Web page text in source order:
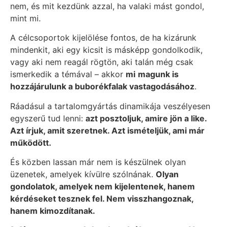
nem, és mit kezdünk azzal, ha valaki mást gondol,
mint mi.
A célcsoportok kijelölése fontos, de ha kizárunk
mindenkit, aki egy kicsit is másképp gondolkodik,
vagy aki nem reagál rögtön, aki talán még csak
ismerkedik a témával – akkor mi magunk is
hozzájárulunk a buborékfalak vastagodásához.
Ráadásul a tartalomgyártás dinamikája veszélyesen
egyszerű tud lenni: azt posztoljuk, amire jön a like.
Azt írjuk, amit szeretnek. Azt ismételjük, ami már
működött.
És közben lassan már nem is készülnek olyan
üzenetek, amelyek kívülre szólnának. Olyan
gondolatok, amelyek nem kijelentenek, hanem
kérdéseket tesznek fel. Nem visszhangoznak,
hanem kimozdítanak.